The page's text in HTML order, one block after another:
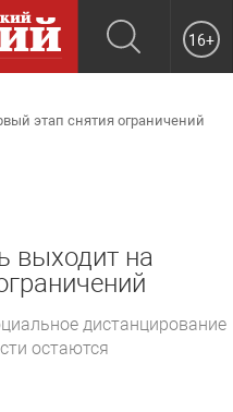
16+
этап снятия ограничений
выходит на
дистанцирование
остаются